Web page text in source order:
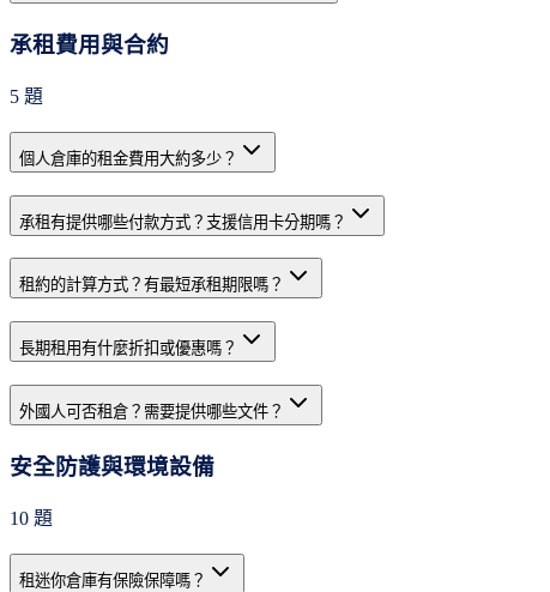
承租費用與合約
5 題
個人倉庫的租金費用大約多少？
承租有提供哪些付款方式？支援信用卡分期嗎？
租約的計算方式？有最短承租期限嗎？
長期租用有什麼折扣或優惠嗎？
外國人可否租倉？需要提供哪些文件？
安全防護與環境設備
10 題
租迷你倉庫有保險保障嗎？